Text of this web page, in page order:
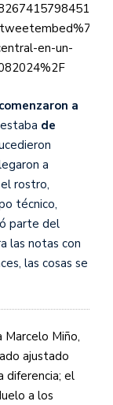
en-un-
a
de
a
rostro,
técnico,
parte del
las notas con
las cosas se
Marcelo Miño,
ajustado
diferencia; el
a los